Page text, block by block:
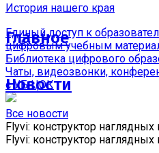
Единый доступ к
цифровым учебным
Библиотека цифрового
Чаты, видеозвонки,
с УБ ЦОК
История нашего края
Главное
Новости
Все новости
Flyvi: конструктор наглядных
Flyvi: конструктор наглядных